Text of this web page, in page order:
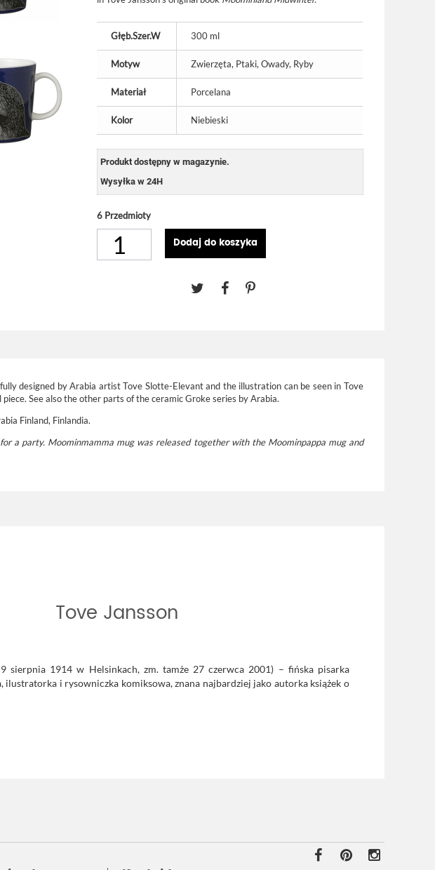
Głęb.Szer.W 300 ml
Motyw Zwierzęta, Ptaki, Owady, Ryby
Materiał Porcelana
Kolor Niebieski
Produkt dostępny w magazynie.
Wysyłka w 24H
6 Przedmioty
Dodaj do koszyka
designed by Arabia artist Tove Slotte-Elevant and the illustration can be seen in Tove
See also the other parts of the ceramic Groke series by Arabia.
Finland, Finlandia.
a party. Moominmamma mug was released together with the Moominpappa mug and
Tove Jansson
sierpnia 1914 w Helsinkach, zm. tamże 27 czerwca 2001) – fińska pisarka
ilustratorka i rysowniczka komiksowa, znana najbardziej jako autorka książek o